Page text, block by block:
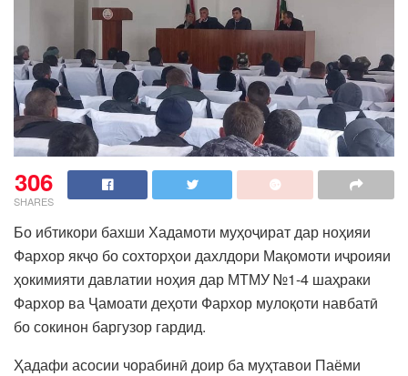
306
SHARES
Бо ибтикори бахши Хадамоти муҳоҷират дар ноҳияи
Фархор якҷо бо сохторҳои дахлдори Мақомоти иҷроияи
ҳокимияти давлатии ноҳия дар МТМУ №1-4 шаҳраки
Фархор ва Ҷамоати деҳоти Фархор мулоқоти навбатӣ
бо сокинон баргузор гардид.
Ҳадафи асосии чорабинӣ доир ба муҳтавои Паёми